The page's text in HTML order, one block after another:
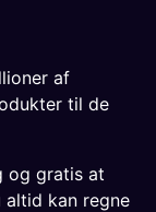
af
til de
og gratis at
kan regne